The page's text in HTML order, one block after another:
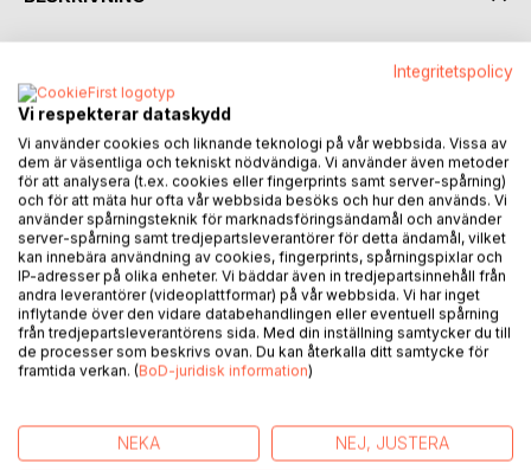
This book explores the Vienna Game, a classic opening
that originated in Vienna during the late 19th century, as a
flexible and solid system for White. The quiet fianchetto
approach 1.e4 e5 2.Nc3 Nf6 3.g3 offers a safe yet creative
strategy, particularly appealing for correspondence chess
where a wealth of theory need not obstruct practical play.
The guide delves into six main Black responses 3...d5,
3...Bc5, 3...c6, 3...g6, 3...Bb4, and 3...Nc6, with specialised
focus on the most common continuations, while also
presenting a series of novelties. Aimed at players who
seek a positional yet intriguing opening, less over-analysed
than the Ruy Lopez or Giuoco Piano but equally rich in
strategic depth this book combines historical insights,
modern analysis, and practical examples to help you
Integritetspolicy
Vi respekterar dataskydd
Vi använder cookies och liknande teknologi på vår webbsida. Vissa av
dem är väsentliga och tekniskt nödvändiga. Vi använder även metoder
för att analysera (t.ex. cookies eller fingerprints samt server-spårning)
och för att mäta hur ofta vår webbsida besöks och hur den används. Vi
använder spårningsteknik för marknadsföringsändamål och använder
server-spårning samt tredjepartsleverantörer för detta ändamål, vilket
kan innebära användning av cookies, fingerprints, spårningspixlar och
IP-adresser på olika enheter. Vi bäddar även in tredjepartsinnehåll från
andra leverantörer (videoplattformar) på vår webbsida. Vi har inget
inflytande över den vidare databehandlingen eller eventuell spårning
från tredjepartsleverantörens sida. Med din inställning samtycker du till
de processer som beskrivs ovan. Du kan återkalla ditt samtycke för
framtida verkan. (BoD-juridisk information)
NEKA NEJ, JUSTERA